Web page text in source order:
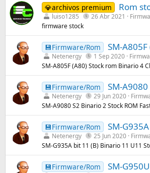
💎archivos premium Rom
luiso1285 26 Abr 2021
firmware stock
💾Firmware/Rom SM-
Netenergy 1 Sep 2020
SM-A805F (A80) Stock rom Binario 4
💾Firmware/Rom SM-
Netenergy 29 Jun 2020
SM-A9080 S2 Binario 2 Stock ROM
💾Firmware/Rom SM-
Netenergy 25 Jun 2020
SM-G935A bit 11 (B) Binario 11 U11
💾Firmware/Rom SM-